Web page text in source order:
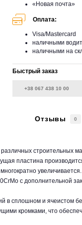
«Новая почта»
Оплата:
Visa/Mastercard
наличными
наличными на
Быстрый заказ
Отзывы 0
строительных
пластина
увеличивается.
с дополнительной
в сплошном и ячеистом
кромками, что